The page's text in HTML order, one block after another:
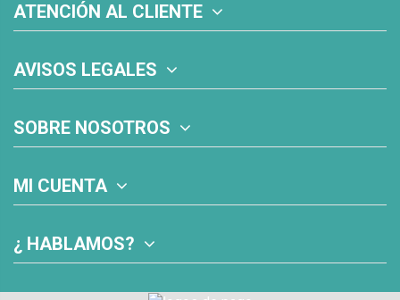
ATENCIÓN AL CLIENTE
AVISOS LEGALES
SOBRE NOSOTROS
MI CUENTA
¿ HABLAMOS?